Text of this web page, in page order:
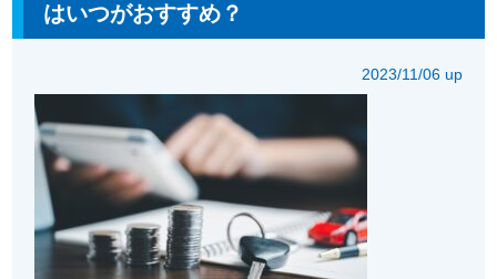
はいつがおすすめ？
2023/11/06 up